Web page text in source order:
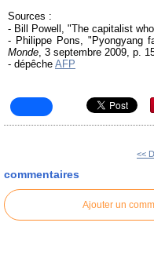
Sources :
- Bill Powell, "The capitalist
- Philippe Pons, "Pyongyang
Monde, 3 septembre 2009, p.
- dépêche AFP
<<
commentaires
Ajouter un